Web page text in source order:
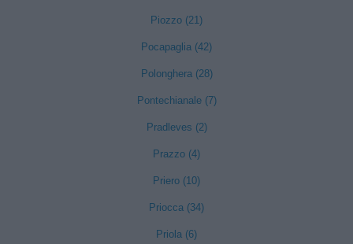
Piozzo (21)
Pocapaglia (42)
Polonghera (28)
Pontechianale (7)
Pradleves (2)
Prazzo (4)
Priero (10)
Priocca (34)
Priola (6)